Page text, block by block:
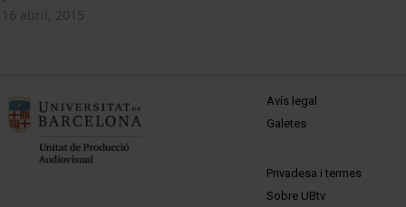
16 abril, 2015
MENÚ PEU 1
Avís legal
Galetes
PEU 2
Privadesa i termes
Sobre UBtv